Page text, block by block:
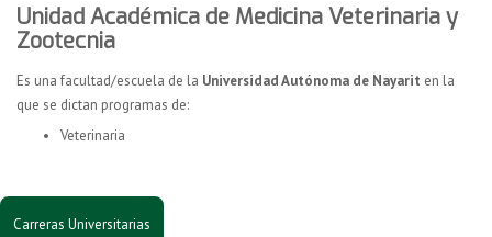
Unidad Académica de Medicina Veterinaria y
Zootecnia
Es una facultad/escuela de la Universidad Autónoma de Nayarit en la
que se dictan programas de:
Veterinaria
Carreras Universitarias